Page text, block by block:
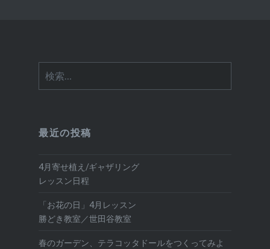
索:
最近の投稿
4月寄せ植え/ギャザリング
レッスン日程
「お花の日」4月レッスン
勝どき教室／世田谷教室
春のガーデン、テラコッタドールをつくってみよ